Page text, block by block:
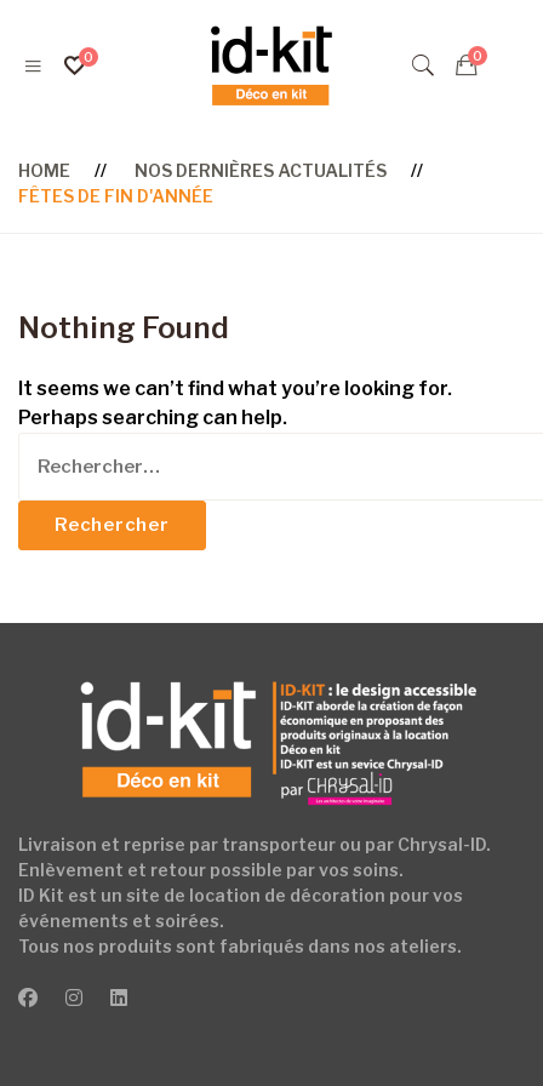
HOME
NOS DERNIÈRES ACTUALITÉS
FÊTES DE FIN D'ANNÉE
Nothing Found
It seems we can’t find what you’re looking for.
Perhaps searching can help.
Livraison et reprise par transporteur ou par Chrysal-ID.
Enlèvement et retour possible par vos soins.
ID Kit est un site de location de décoration pour vos
événements et soirées.
Tous nos produits sont fabriqués dans nos ateliers.